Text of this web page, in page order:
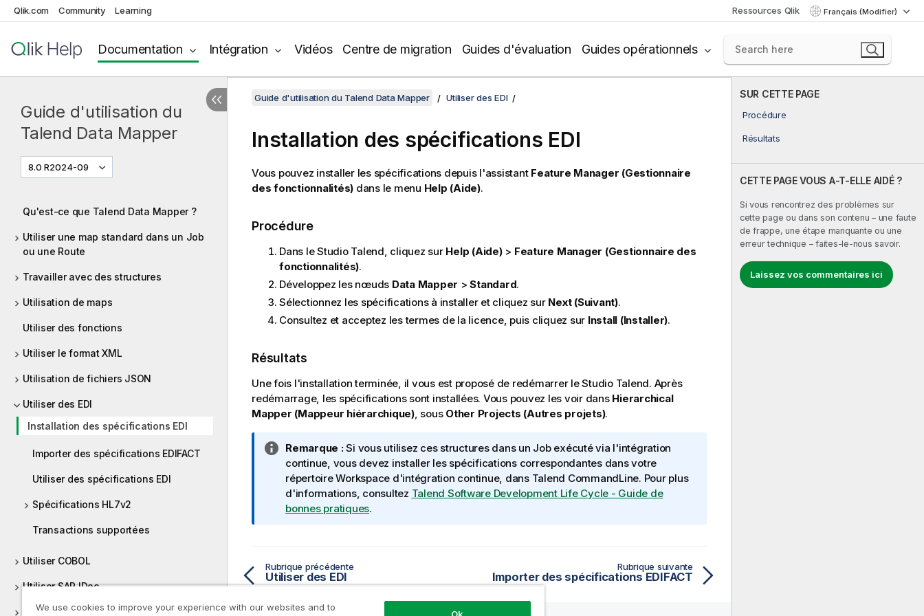
Qlik.com Community Learning Ressources Qlik Français (Modifier)
Documentation Intégration Vidéos Centre de migration Guides d'évaluation Guides opérationnels
Guide d'utilisation du
Talend Data Mapper
8.0 R2024-09
Qu'est-ce que Talend Data Mapper ?
Utiliser une map standard dans un Job
ou une Route
Travailler avec des structures
Utilisation de maps
Utiliser des fonctions
Utiliser le format XML
Utilisation de fichiers JSON
Utiliser des EDI
Installation des spécifications EDI
Importer des spécifications EDIFACT
Utiliser des spécifications EDI
Spécifications HL7v2
Transactions supportées
Utiliser COBOL
Utiliser SAP IDoc
Utiliser des bases de données
SUR CETTE PAGE
Procédure
Résultats
CETTE PAGE VOUS A-T-ELLE AIDÉ ?
Si vous rencontrez des problèmes sur
cette page ou dans son contenu – une faute
de frappe, une étape manquante ou une
erreur technique – faites-le-nous savoir.
Laissez vos commentaires ici
Guide d'utilisation du Talend Data Mapper Utiliser des EDI
Installation des spécifications EDI
Vous pouvez installer les spécifications depuis l'assistant Feature Manager (Gestionnaire
des fonctionnalités) dans le menu Help (Aide).
Procédure
Dans leStudio Talend, cliquez sur Help (Aide)> Feature Manager (Gestionnaire des
fonctionnalités).
Développez les nœuds Data Mapper >Standard.
Sélectionnez les spécifications à installer et cliquez sur Next (Suivant).
Consultez et acceptez les termes de la licence, puis cliquez sur Install (Installer).
Résultats
Une fois l'installation terminée, il vous est proposé de redémarrer leStudio Talend. Après
redémarrage, les spécifications sont installées. Vous pouvez les voir dans Hierarchical
Mapper (Mappeur hiérarchique), sous Other Projects (Autres projets).
N
o
t
e
I
r
m
Remarque :Si vous utilisez ces structures dans un Job exécuté via l'intégration
continue, vous devez installer les spécifications correspondantes dans votre
répertoire Workspace d'intégration continue, dans Talend CommandLine. Pour plus
d'informations, consultez Talend Software Development Life Cycle - Guide de
bonnes pratiques.
Rubrique précédente
Utiliser des EDI
Rubrique suivante
Importer des spécifications EDIFACT
We use cookies to improve your experience with our websites and to